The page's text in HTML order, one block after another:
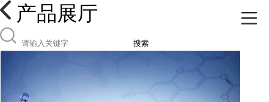
产品展厅
搜索